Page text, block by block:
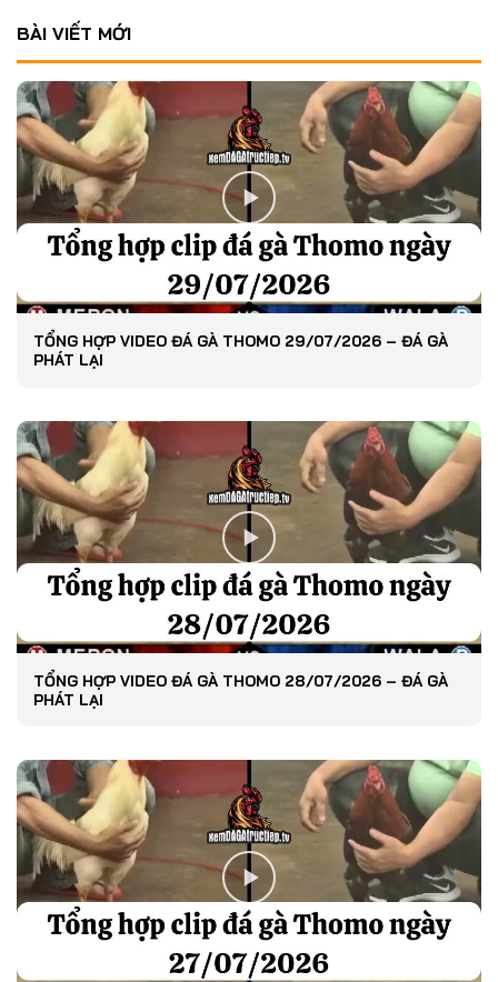
BÀI VIẾT MỚI
TỔNG HỢP VIDEO ĐÁ GÀ THOMO 29/07/2026 – ĐÁ GÀ
PHÁT LẠI
TỔNG HỢP VIDEO ĐÁ GÀ THOMO 28/07/2026 – ĐÁ GÀ
PHÁT LẠI